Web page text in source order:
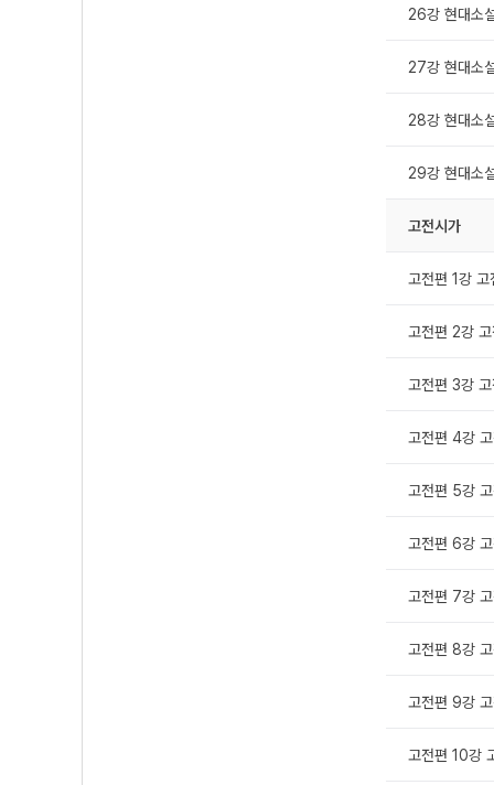
26강 현대소
27강 현대소
28강 현대소
29강 현대
고전시가
고전편 1강
고전편 2강
고전편 3강
고전편 4강
고전편 5강
고전편 6강
고전편 7강
고전편 8강
고전편 9강
고전편 10강